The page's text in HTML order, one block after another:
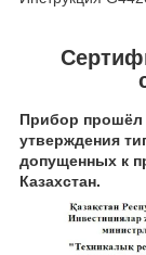
Прибор прошёл
утверждения
допущенных к
Казахстан.